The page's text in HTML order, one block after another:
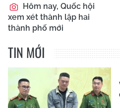
Hôm nay, Quốc hội
xem xét thành lập hai
thành phố mới
TIN MỚI